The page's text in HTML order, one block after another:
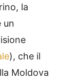
la
un
), che il
Moldova